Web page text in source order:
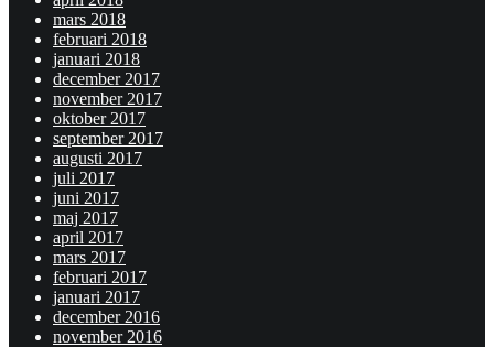
mars 2018
februari 2018
januari 2018
december 2017
november 2017
oktober 2017
september 2017
augusti 2017
juli 2017
juni 2017
maj 2017
april 2017
mars 2017
februari 2017
januari 2017
december 2016
november 2016